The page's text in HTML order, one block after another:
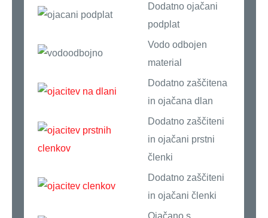
Dodatno ojačani
podplat
Vodo odbojen
material
Dodatno zaščitena
in ojačana dlan
Dodatno zaščiteni
in ojačani prstni
členki
Dodatno zaščiteni
in ojačani členki
Ojačano s